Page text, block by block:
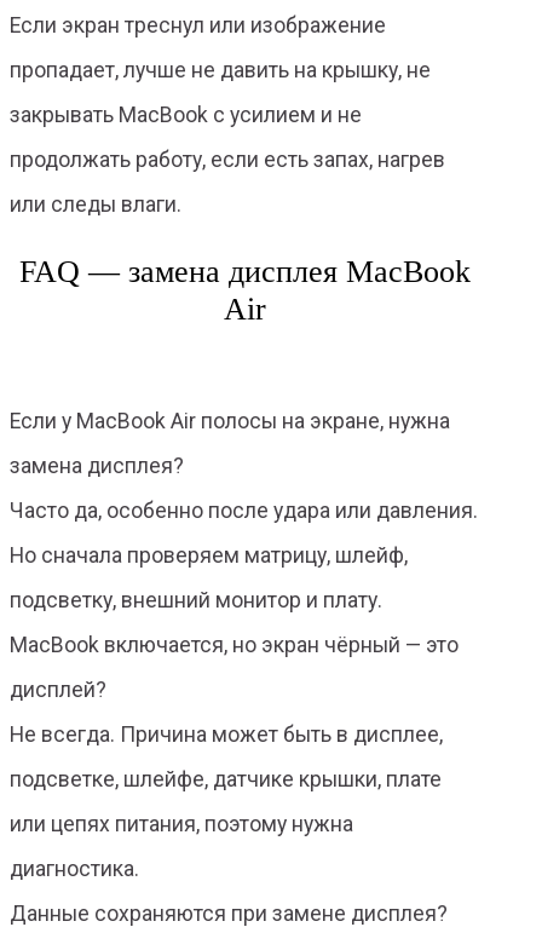
Если экран треснул или изображение
пропадает, лучше не давить на крышку, не
закрывать MacBook с усилием и не
продолжать работу, если есть запах, нагрев
или следы влаги.
FAQ — замена дисплея MacBook
Air
Если у MacBook Air полосы на экране, нужна
замена дисплея?
Часто да, особенно после удара или давления.
Но сначала проверяем матрицу, шлейф,
подсветку, внешний монитор и плату.
MacBook включается, но экран чёрный — это
дисплей?
Не всегда. Причина может быть в дисплее,
подсветке, шлейфе, датчике крышки, плате
или цепях питания, поэтому нужна
диагностика.
Данные сохраняются при замене дисплея?